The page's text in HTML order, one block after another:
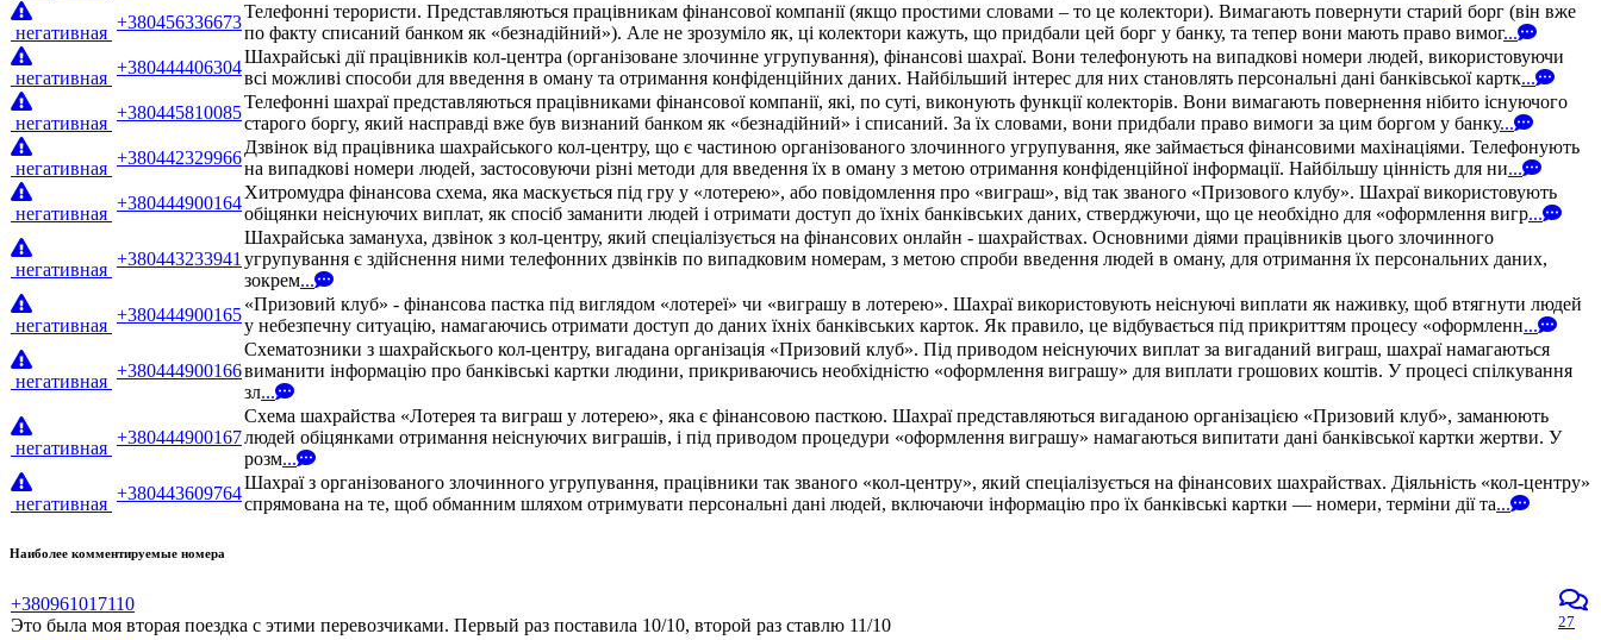
негативная
+380456336673
Телефонні терористи. Представляються працівникам фінансової компанії (якщо простими словами – то це колектори). Вимагають повернути старий борг (він вже
по факту списаний банком як «безнадійний»). Але не зрозуміло як, ці колектори кажуть, що придбали цей борг у банку, та тепер вони мають право вимог...
негативная
+380444406304
Шахрайські дії працівників кол-центра (організоване злочинне угрупування), фінансові шахраї. Вони телефонують на випадкові номери людей, використовуючи
всі можливі способи для введення в оману та отримання конфіденційних даних. Найбільший інтерес для них становлять персональні дані банківської картк...
негативная
+380445810085
Телефонні шахраї представляються працівниками фінансової компанії, які, по суті, виконують функції колекторів. Вони вимагають повернення нібито існуючого
старого боргу, який насправді вже був визнаний банком як «безнадійний» і списаний. За їх словами, вони придбали право вимоги за цим боргом у банку...
негативная
+380442329966
Дзвінок від працівника шахрайського кол-центру, що є частиною організованого злочинного угрупування, яке займається фінансовими махінаціями. Телефонують
на випадкові номери людей, застосовуючи різні методи для введення їх в оману з метою отримання конфіденційної інформації. Найбільшу цінність для ни...
негативная
+380444900164
Хитромудра фінансова схема, яка маскується під гру у «лотерею», або повідомлення про «виграш», від так званого «Призового клубу». Шахраї використовують
обіцянки неіснуючих виплат, як спосіб заманити людей і отримати доступ до їхніх банківських даних, стверджуючи, що це необхідно для «оформлення вигр...
негативная
+380443233941
Шахрайська замануха, дзвінок з кол-центру, який спеціалізується на фінансових онлайн - шахрайствах. Основними діями працівників цього злочинного
угрупування є здійснення ними телефонних дзвінків по випадковим номерам, з метою спроби введення людей в оману, для отримання їх персональних даних,
зокрем...
негативная
+380444900165
«Призовий клуб» - фінансова пастка під виглядом «лотереї» чи «виграшу в лотерею». Шахраї використовують неіснуючі виплати як наживку, щоб втягнути людей
у небезпечну ситуацію, намагаючись отримати доступ до даних їхніх банківських карток. Як правило, це відбувається під прикриттям процесу «оформленн...
негативная
+380444900166
Схематозники з шахрайскього кол-центру, вигадана організація «Призовий клуб». Під приводом неіснуючих виплат за вигаданий виграш, шахраї намагаються
виманити інформацію про банківські картки людини, прикриваючись необхідністю «оформлення виграшу» для виплати грошових коштів. У процесі спілкування
зл...
негативная
+380444900167
Схема шахрайства «Лотерея та виграш у лотерею», яка є фінансовою пасткою. Шахраї представляються вигаданою організацією «Призовий клуб», заманюють
людей обіцянками отримання неіснуючих виграшів, і під приводом процедури «оформлення виграшу» намагаються випитати дані банківської картки жертви. У
розм...
негативная
+380443609764
Шахраї з організованого злочинного угрупування, працівники так званого «кол-центру», який спеціалізується на фінансових шахрайствах. Діяльність «кол-центру»
спрямована на те, щоб обманним шляхом отримувати персональні дані людей, включаючи інформацію про їх банківські картки — номери, терміни дії та...
Наиболее комментируемые номера
+380961017110
Это была моя вторая поездка с этими перевозчиками. Первый раз поставила 10/10, второй раз ставлю 11/10
27